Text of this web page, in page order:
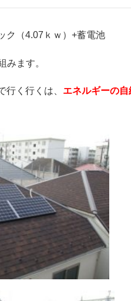
ク（4.07ｋｗ）+蓄電池
みます。
行く行くは、 エネルギーの自